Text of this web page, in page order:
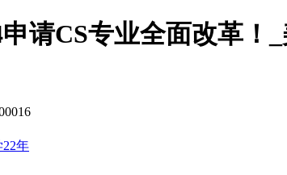
请CS专业全面改革！